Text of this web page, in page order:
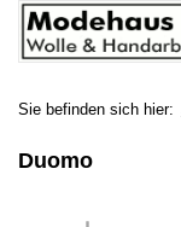
Sie befinden sich hier:
Duomo